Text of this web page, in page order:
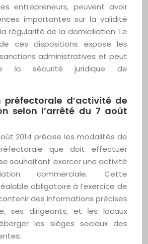
entrepreneurs, peuvent avoir
importantes sur la validité
régularité de la domiciliation. Le
ces dispositions expose les
administratives et peut
la sécurité juridique de
préfectorale d’activité de
selon l’arrêté du 7 août
2014 précise les modalités de
que doit effectuer
souhaitant exercer une activité
commerciale. Cette
obligatoire à l’exercice de
des informations précises
ses dirigeants, et les locaux
les sièges sociaux des